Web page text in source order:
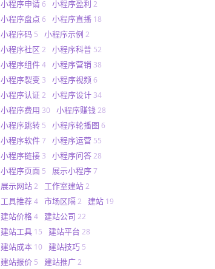
小程序申请 6 小程序盈利 2
小程序盘点 6 小程序直播 18
小程序码 5 小程序示例 2
小程序社区 2 小程序科普 52
小程序组件 4 小程序营销 38
小程序裂变 3 小程序视频 6
小程序认证 2 小程序设计 34
小程序费用 30 小程序赚钱 28
小程序跳转 5 小程序轮播图 6
小程序软件 7 小程序运营 55
小程序链接 3 小程序问答 28
小程序页面 5 展示小程序 7
展示网站 2 工作室建站 2
工具推荐 4 市场区隔 2 建站 19
建站价格 4 建站公司 22
建站工具 15 建站平台 28
建站成本 10 建站技巧 5
建站报价 5 建站推广 2